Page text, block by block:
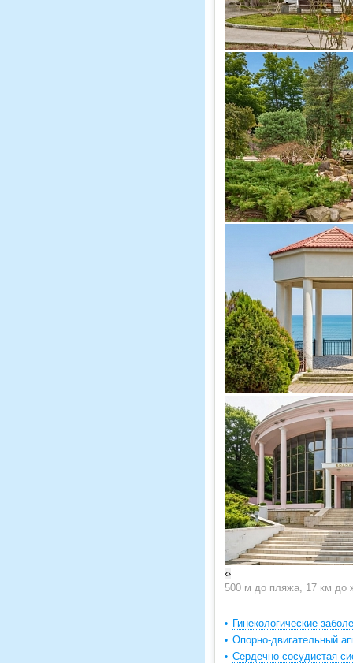
‹›
500 м до пляжа, 17 км до
Гинекологические
Опорно-двигательный
Сердечно-сосудистая